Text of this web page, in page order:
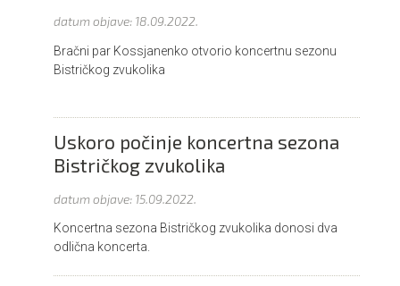
datum objave: 18.09.2022.
Bračni par Kossjanenko otvorio koncertnu sezonu
Bistričkog zvukolika
Uskoro počinje koncertna sezona
Bistričkog zvukolika
datum objave: 15.09.2022.
Koncertna sezona Bistričkog zvukolika donosi dva
odlična koncerta.